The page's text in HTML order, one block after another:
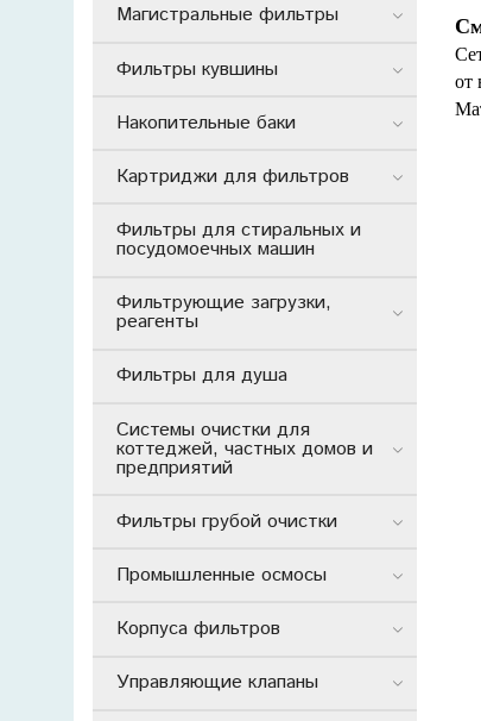
от
Магистральные фильтры
Фильтры кувшины
Накопительные баки
Картриджи для фильтров
Фильтры для стиральных и
посудомоечных машин
Фильтрующие загрузки,
реагенты
Фильтры для душа
Системы очистки для
коттеджей, частных домов и
предприятий
Фильтры грубой очистки
Промышленные осмосы
Корпуса фильтров
Управляющие клапаны